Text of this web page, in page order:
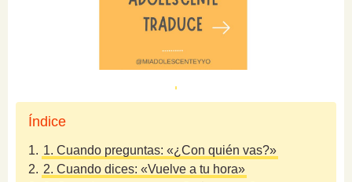
Índice
1. 1. Cuando preguntas: «¿Con quién vas?»
2. 2. Cuando dices: «Vuelve a tu hora»